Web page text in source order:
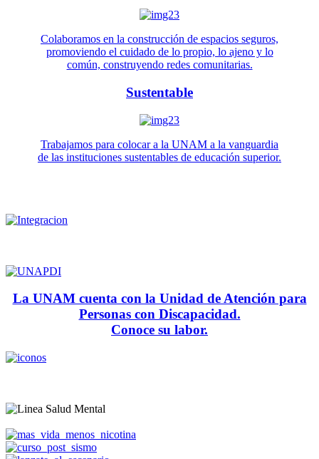
Colaboramos en la construcción de espacios seguros,
promoviendo el cuidado de lo propio, lo ajeno y lo
común, construyendo redes comunitarias.
Sustentable
Trabajamos para colocar a la UNAM a la vanguardia
de las instituciones sustentables de educación superior.
La UNAM cuenta con la Unidad de Atención para
Personas con Discapacidad.
Conoce su labor.